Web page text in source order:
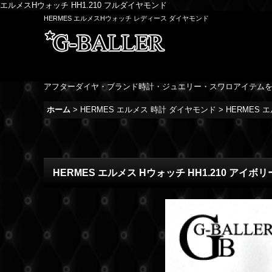
エルメスHウォッチ HH1.210 フルダイヤモンド
HERMES エルメスHウォッチ レディース ダイヤモンド
アフターダイヤ・ブランド時計・ジュエリー・スワロアイテム
ホーム > HERMES エルメス 時計 ダイヤモンド > HERMES
HERMES エルメス Hウォッチ HH1.210 アイボリ